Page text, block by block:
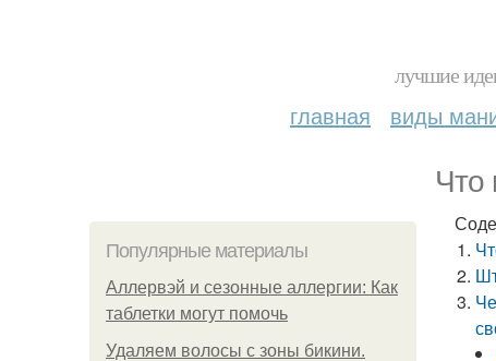
лучшие
главная виды
Что
Популярные материалы
Аллервэй и сезонные аллергии: Как
таблетки могут помочь
Удаляем волосы с зоны бикини.